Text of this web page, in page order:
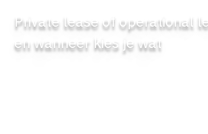
Private lease of operational
en wanneer kies je wat